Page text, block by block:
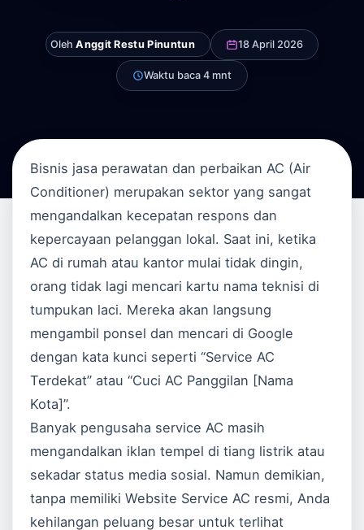
OlehAnggit Restu Pinuntun 18 April 2026
Waktu baca 4 mnt
Bisnis jasa perawatan dan perbaikan AC (Air
Conditioner) merupakan sektor yang sangat
mengandalkan kecepatan respons dan
kepercayaan pelanggan lokal. Saat ini, ketika
AC di rumah atau kantor mulai tidak dingin,
orang tidak lagi mencari kartu nama teknisi di
tumpukan laci. Mereka akan langsung
mengambil ponsel dan mencari di Google
dengan kata kunci seperti “Service AC
Terdekat” atau “Cuci AC Panggilan [Nama
Kota]”.
Banyak pengusaha service AC masih
mengandalkan iklan tempel di tiang listrik atau
sekadar status media sosial. Namun demikian,
tanpa memilikiWebsite Service AC resmi, Anda
kehilangan peluang besar untuk terlihat